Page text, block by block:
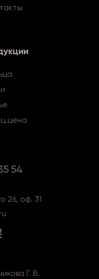
54
26, оф. 31
Г. В.